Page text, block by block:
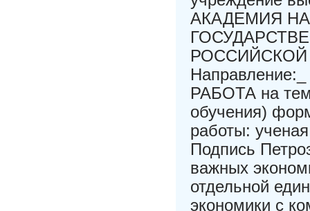
АКАДЕМИЯ
РОССИЙСКОЙ
РАБОТА на
обучения)
работы:
Подпись
важных
отдельной
экономики с